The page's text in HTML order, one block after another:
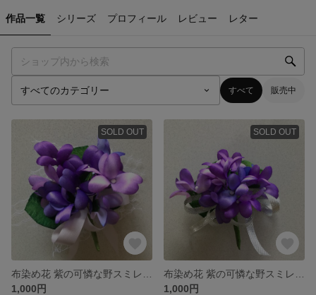
作品一覧 シリーズ プロフィール レビュー レター
すべて 販売中
SOLD OUT
1,000円
SOLD OUT
1,000円